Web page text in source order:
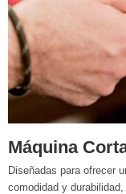
Máquina
Diseñadas para ofrecer
comodidad y